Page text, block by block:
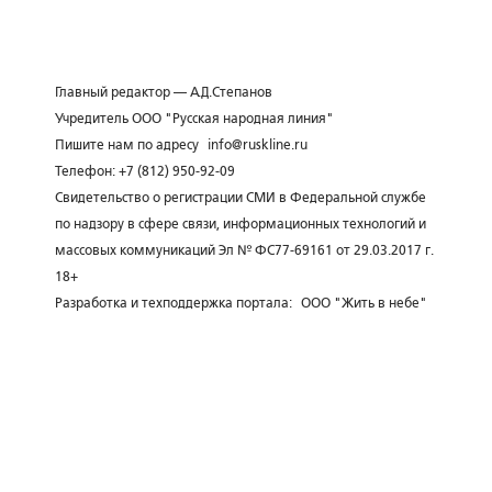
Главный редактор — А.Д.Степанов
Учредитель ООО "Русская народная линия"
Пишите нам по адресу
info@ruskline.ru
Телефон: +7 (812) 950-92-09
Свидетельство о регистрации СМИ в Федеральной службе
по надзору в сфере связи, информационных технологий и
массовых коммуникаций Эл № ФС77-69161 от 29.03.2017 г.
18+
Разработка и техподдержка портала: ООО "Жить в небе"